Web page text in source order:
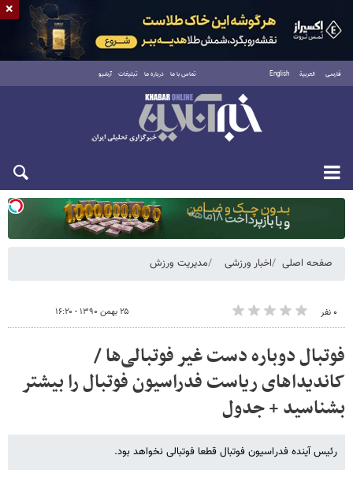
فارسی العربية English تماس با ما درباره ما تبلیغات آرشیو
یکشنبه ۱۸ مرداد ۱۴۰۵
صفحه اصلی اخبار ورزشی مدیریت ورزش
۰ نفر ۲۵ بهمن ۱۳۹۰ - ۱۶:۲۰
فوتبال دوباره دست غیر فوتبالی‌ها /
کاندیداهای ریاست فدراسیون فوتبال را بیشتر
بشناسید + جدول
رئیس آینده فدراسیون فوتبال قطعا فوتبالی نخواهد بود.
×